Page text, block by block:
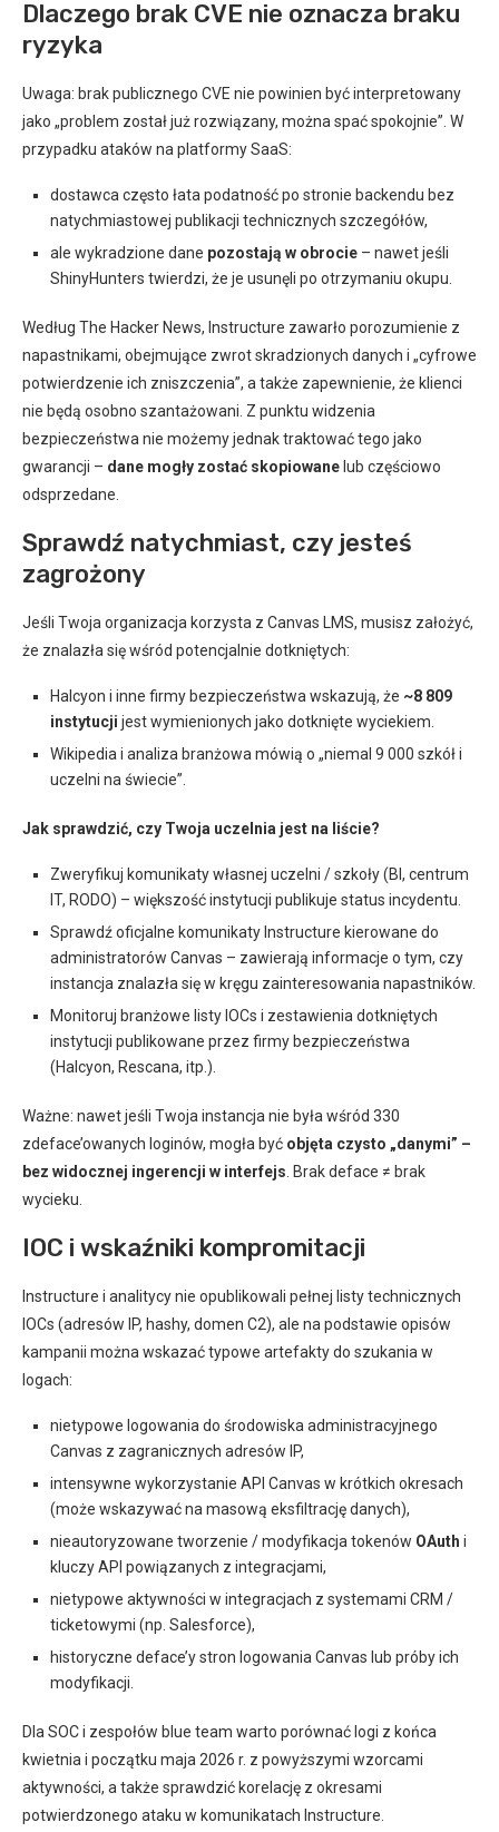
Dlaczego brak CVE nie oznacza braku
ryzyka
Uwaga: brak publicznego CVE nie powinien być interpretowany
jako „problem został już rozwiązany, można spać spokojnie”. W
przypadku ataków na platformy SaaS:
dostawca często łata podatność po stronie backendu bez
natychmiastowej publikacji technicznych szczegółów,
ale wykradzione dane pozostają w obrocie – nawet jeśli
ShinyHunters twierdzi, że je usunęli po otrzymaniu okupu.
Według The Hacker News, Instructure zawarło porozumienie z
napastnikami, obejmujące zwrot skradzionych danych i „cyfrowe
potwierdzenie ich zniszczenia”, a także zapewnienie, że klienci
nie będą osobno szantażowani. Z punktu widzenia
bezpieczeństwa nie możemy jednak traktować tego jako
gwarancji – dane mogły zostać skopiowane lub częściowo
odsprzedane.
Sprawdź natychmiast, czy jesteś
zagrożony
Jeśli Twoja organizacja korzysta z Canvas LMS, musisz założyć,
że znalazła się wśród potencjalnie dotkniętych:
Halcyon i inne firmy bezpieczeństwa wskazują, że ~8 809
instytucji jest wymienionych jako dotknięte wyciekiem.
Wikipedia i analiza branżowa mówią o „niemal 9 000 szkół i
uczelni na świecie”.
Jak sprawdzić, czy Twoja uczelnia jest na liście?
Zweryfikuj komunikaty własnej uczelni / szkoły (BI, centrum
IT, RODO) – większość instytucji publikuje status incydentu.
Sprawdź oficjalne komunikaty Instructure kierowane do
administratorów Canvas – zawierają informacje o tym, czy
instancja znalazła się w kręgu zainteresowania napastników.
Monitoruj branżowe listy IOCs i zestawienia dotkniętych
instytucji publikowane przez firmy bezpieczeństwa
(Halcyon, Rescana, itp.).
Ważne: nawet jeśli Twoja instancja nie była wśród 330
zdeface’owanych loginów, mogła być objęta czysto „danymi” –
bez widocznej ingerencji w interfejs . Brak deface ≠ brak
wycieku.
IOC i wskaźniki kompromitacji
Instructure i analitycy nie opublikowali pełnej listy technicznych
IOCs (adresów IP, hashy, domen C2), ale na podstawie opisów
kampanii można wskazać typowe artefakty do szukania w
logach:
nietypowe logowania do środowiska administracyjnego
Canvas z zagranicznych adresów IP,
intensywne wykorzystanie API Canvas w krótkich okresach
(może wskazywać na masową eksfiltrację danych),
nieautoryzowane tworzenie / modyfikacja tokenów OAuth i
kluczy API powiązanych z integracjami,
nietypowe aktywności w integracjach z systemami CRM /
ticketowymi (np. Salesforce),
historyczne deface’y stron logowania Canvas lub próby ich
modyfikacji.
Dla SOC i zespołów blue team warto porównać logi z końca
kwietnia i początku maja 2026 r. z powyższymi wzorcami
aktywności, a także sprawdzić korelację z okresami
potwierdzonego ataku w komunikatach Instructure.